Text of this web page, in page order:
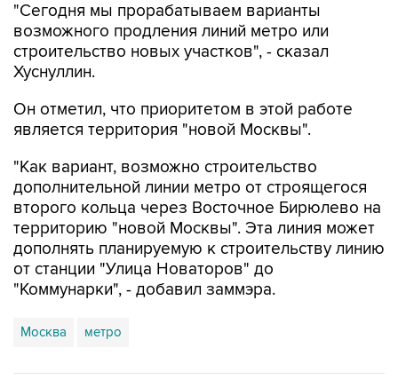
"Сегодня мы прорабатываем варианты
возможного продления линий метро или
строительство новых участков", - сказал
Хуснуллин.
Он отметил, что приоритетом в этой работе
является территория "новой Москвы".
"Как вариант, возможно строительство
дополнительной линии метро от строящегося
второго кольца через Восточное Бирюлево на
территорию "новой Москвы". Эта линия может
дополнять планируемую к строительству линию
от станции "Улица Новаторов" до
"Коммунарки", - добавил заммэра.
Москва метро